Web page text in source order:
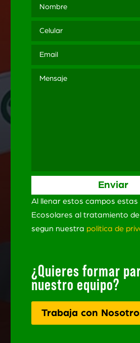
Al llenar estos campos
Ecosolares al tratamiento
segun nuestra politica de
¿Quieres formar
nuestro equipo?
Trabaja con